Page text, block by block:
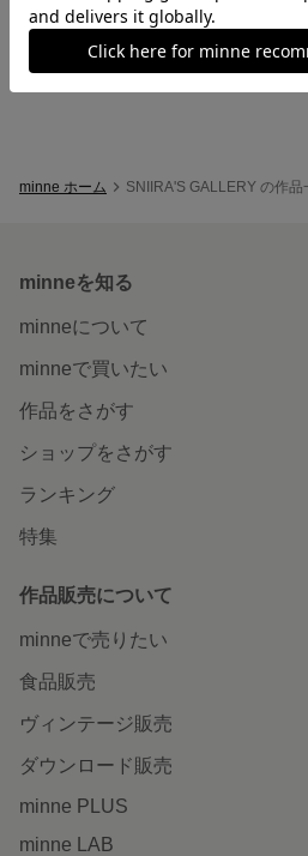
展
minne ホーム SNIIRA'S GALLERY の作品
minneを知る
minneについて
minneで買いたい
作品をさがす
ショップをさがす
ランキング
特集
作品販売について
minneで売りたい
食品販売
ヴィンテージ販売
ダウンロード販売
minne PLUS
minne LAB